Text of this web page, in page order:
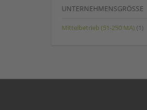
UNTERNEHMENSGRÖSSE
Mittelbetrieb (51-250 MA) (1)